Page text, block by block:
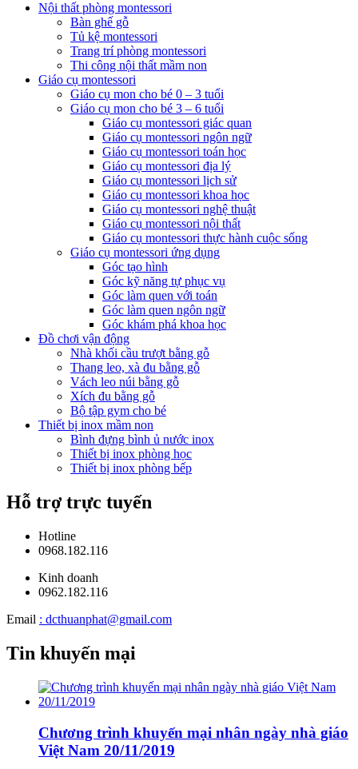
Nội thất phòng montessori
Bàn ghế gỗ
Tủ kệ montessori
Trang trí phòng montessori
Thi công nội thất mầm non
Giáo cụ montessori
Giáo cụ mon cho bé 0 – 3 tuổi
Giáo cụ mon cho bé 3 – 6 tuổi
Giáo cụ montessori giác quan
Giáo cụ montessori ngôn ngữ
Giáo cụ montessori toán học
Giáo cụ montessori địa lý
Giáo cụ montessori lịch sử
Giáo cụ montessori khoa học
Giáo cụ montessori nghệ thuật
Giáo cụ montessori nội thất
Giáo cụ montessori thực hành cuộc sống
Giáo cụ montessori ứng dụng
Góc tạo hình
Góc kỹ năng tự phục vụ
Góc làm quen với toán
Góc làm quen ngôn ngữ
Góc khám phá khoa học
Đồ chơi vận động
Nhà khối cầu trượt bằng gỗ
Thang leo, xà đu bằng gỗ
Vách leo núi bằng gỗ
Xích đu bằng gỗ
Bộ tập gym cho bé
Thiết bị inox mầm non
Bình đựng bình ủ nước inox
Thiết bị inox phòng học
Thiết bị inox phòng bếp
Hỗ trợ trực tuyến
Hotline
0968.182.116
Kinh doanh
0962.182.116
Email : dcthuanphat@gmail.com
Tin khuyến mại
Chương trình khuyến mại nhân ngày nhà giáo
Việt Nam 20/11/2019